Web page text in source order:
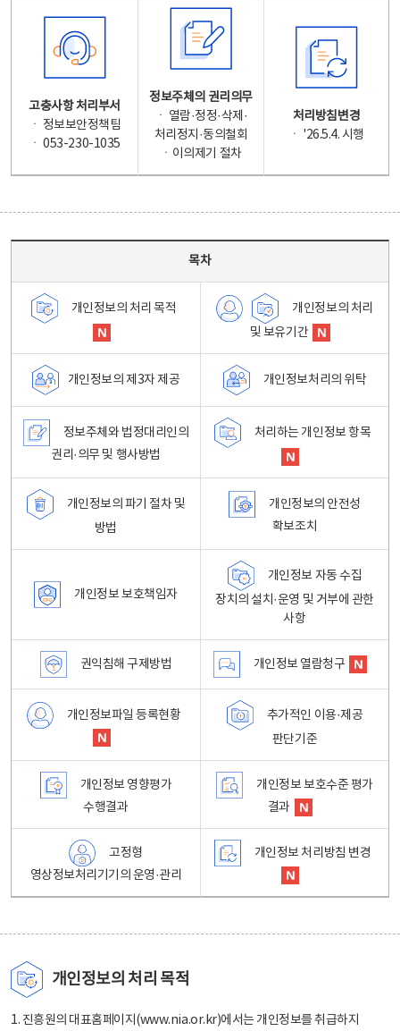
고충사항 처리부서
ㆍ 정보보안정책팀
ㆍ 053-230-1035
정보주체의 권리의무
ㆍ 열람·정정·삭제·
처리정지·동의철회
ㆍ이의제기 절차
처리방침변경
ㆍ '26.5.4. 시행
목차
개인정보의 처리 목적
개인정보의 처리
및 보유기간
개인정보의 제3자 제공 개인정보처리의 위탁
정보주체와 법정대리인의
권리·의무 및 행사방법
처리하는 개인정보 항목
개인정보의 파기 절차 및
방법
개인정보의 안전성
확보조치
개인정보 보호책임자
개인정보 자동 수집
장치의 설치·운영 및 거부에 관한
사항
권익침해 구제방법 개인정보 열람청구
개인정보파일 등록현황
추가적인 이용·제공
판단기준
개인정보 영향평가
수행결과
개인정보 보호수준 평가
결과
고정형
영상정보처리기기의 운영·관리
개인정보 처리방침 변경
개인정보의 처리 목적
1. 진흥원의 대표홈페이지(www.nia.or.kr)에서는 개인정보를 취급하지